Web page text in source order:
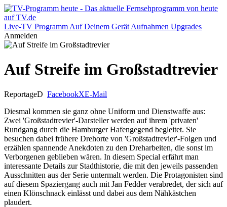
Live-TV Programm Auf Deinem Gerät Aufnahmen Upgrades
Anmelden
Auf Streife im Großstadtrevier
ReportageD FacebookXE-Mail
Diesmal kommen sie ganz ohne Uniform und Dienstwaffe aus:
Zwei 'Großstadtrevier'-Darsteller werden auf ihrem 'privaten'
Rundgang durch die Hamburger Hafengegend begleitet. Sie
besuchen dabei frühere Drehorte von 'Großstadtrevier'-Folgen und
erzählen spannende Anekdoten zu den Dreharbeiten, die sonst im
Verborgenen geblieben wären. In diesem Special erfährt man
interessante Details zur Stadthistorie, die mit den jeweils passenden
Ausschnitten aus der Serie untermalt werden. Die Protagonisten sind
auf diesem Spaziergang auch mit Jan Fedder verabredet, der sich auf
einen Klönschnack einlässt und dabei aus dem Nähkästchen
plaudert.